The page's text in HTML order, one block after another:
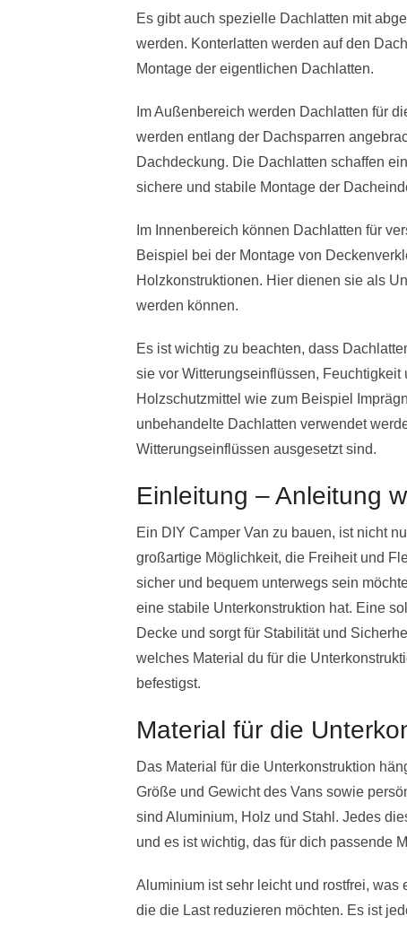
Es gibt auch spezielle Dachlatten mit
werden. Konterlatten werden auf den
Montage der eigentlichen Dachlatten.
Im Außenbereich werden Dachlatten für
werden entlang der Dachsparren
Dachdeckung. Die Dachlatten schaffen
sichere und stabile Montage der
Im Innenbereich können Dachlatten für
Beispiel bei der Montage von
Holzkonstruktionen. Hier dienen sie als
werden können.
Es ist wichtig zu beachten, dass
sie vor Witterungseinflüssen,
Holzschutzmittel wie zum Beispiel
unbehandelte Dachlatten verwendet
Witterungseinflüssen ausgesetzt sind.
Einleitung – Anleitung
Ein DIY Camper Van zu bauen, ist nicht
großartige Möglichkeit, die Freiheit und
sicher und bequem unterwegs sein
eine stabile Unterkonstruktion hat. Eine
Decke und sorgt für Stabilität und
welches Material du für die
befestigst.
Material für die
Das Material für die Unterkonstruktion
Größe und Gewicht des Vans sowie
sind Aluminium, Holz und Stahl. Jedes
und es ist wichtig, das für dich passende
Aluminium ist sehr leicht und rostfrei, was
die die Last reduzieren möchten. Es ist